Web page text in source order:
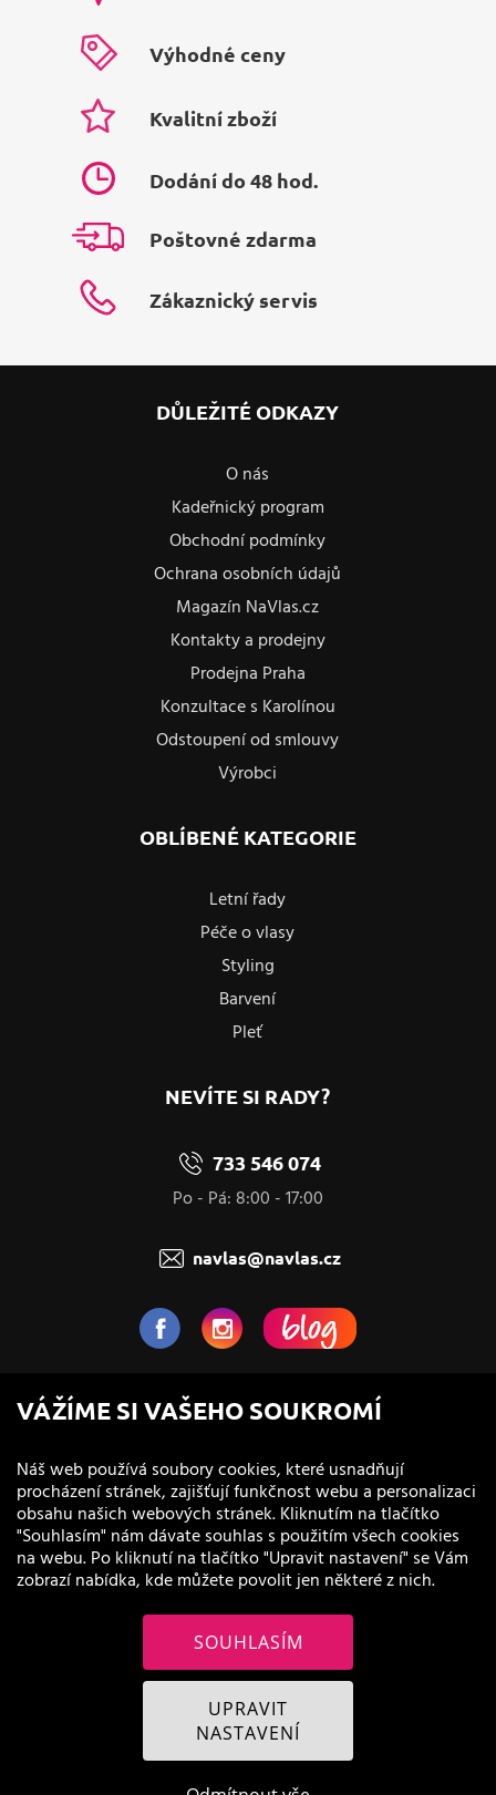
Výhodné ceny
Kvalitní zboží
Dodání do 48 hod.
Poštovné zdarma
Zákaznický servis
DŮLEŽITÉ ODKAZY
O nás
Kadeřnický program
Obchodní podmínky
Ochrana osobních údajů
Magazín NaVlas.cz
Kontakty a prodejny
Prodejna Praha
Konzultace s Karolínou
Odstoupení od smlouvy
Výrobci
OBLÍBENÉ KATEGORIE
Letní řady
Péče o vlasy
Styling
Barvení
Pleť
NEVÍTE SI RADY?
733 546 074
Po - Pá: 8:00 - 17:00
navlas@navlas.cz
NaVlas.cz - Vlasová kosmetika
provozovatel e-shopu a prodejen
© 2011 - 2026 NaVlas.cz
VÁŽÍME SI VAŠEHO SOUKROMÍ
Náš web používá soubory cookies, které usnadňují
procházení stránek, zajišťují funkčnost webu a personalizaci
obsahu našich webových stránek. Kliknutím na tlačítko
"Souhlasím" nám dávate souhlas s použitím všech cookies
na webu. Po kliknutí na tlačítko "Upravit nastavení" se Vám
zobrazí nabídka, kde můžete povolit jen některé z nich.
SOUHLASÍM
UPRAVIT
NASTAVENÍ